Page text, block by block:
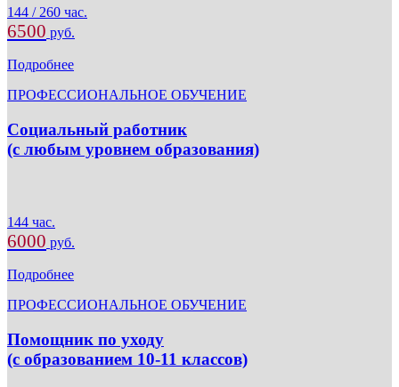
144 / 260 час.
6500 руб.
Подробнее
ПРОФЕССИОНАЛЬНОЕ ОБУЧЕНИЕ
Социальный работник
(с любым уровнем образования)
144 час.
6000 руб.
Подробнее
ПРОФЕССИОНАЛЬНОЕ ОБУЧЕНИЕ
Помощник по уходу
(с образованием 10-11 классов)